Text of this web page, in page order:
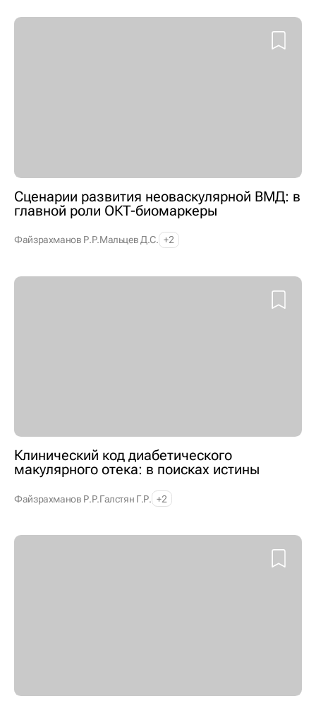
Сценарии развития неоваскулярной ВМД: в
главной роли ОКТ-биомаркеры
Файзрахманов Р.Р.Мальцев Д.С. +2
Клинический код диабетического
макулярного отека: в поисках истины
Файзрахманов Р.Р.Галстян Г.Р. +2